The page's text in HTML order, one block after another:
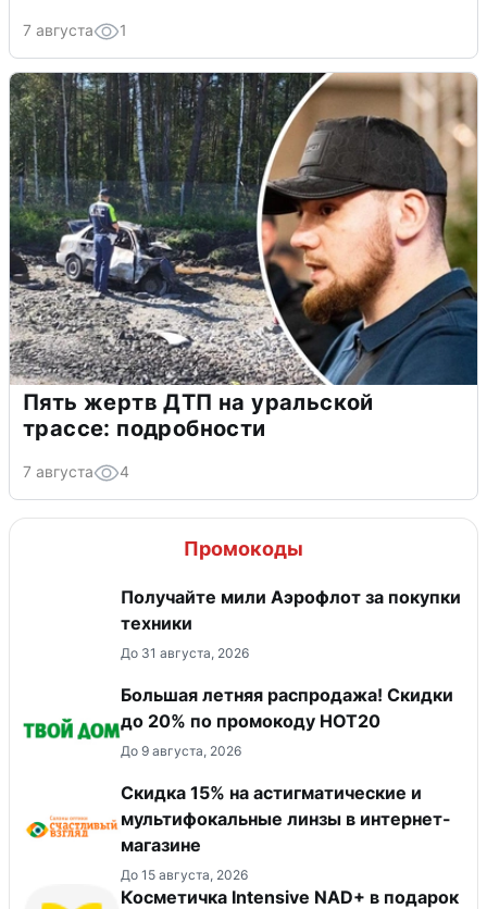
7 августа 1
Пять жертв ДТП на уральской
трассе: подробности
7 августа 4
Промокоды
Получайте мили Аэрофлот за покупки
техники
До 31 августа, 2026
Большая летняя распродажа! Скидки
до 20% по промокоду HOT20
До 9 августа, 2026
Скидка 15% на астигматические и
мультифокальные линзы в интернет-
магазине
До 15 августа, 2026
Косметичка Intensive NAD+ в подарок